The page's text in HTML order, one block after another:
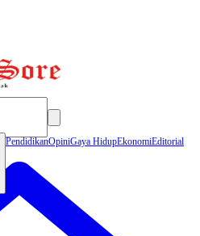
PendidikanOpiniGaya HidupEkonomiEditorial